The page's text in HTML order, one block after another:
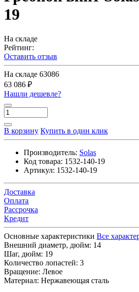
19
На складе
Рейтинг:
Оставить отзыв
На складе 63086
63 086 ₽
Нашли дешевле?
В корзину Купить в один клик
Производитель: Solas
Код товара: 1532-140-19
Артикул: 1532-140-19
Доставка
Оплата
Рассрочка
Кредит
Основные характеристики Все
Внешний диаметр, дюйм: 14
Шаг, дюйм: 19
Количество лопастей: 3
Вращение: Левое
Материал: Нержавеющая сталь